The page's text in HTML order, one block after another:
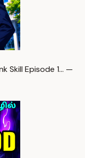
Skill Episode 1… —